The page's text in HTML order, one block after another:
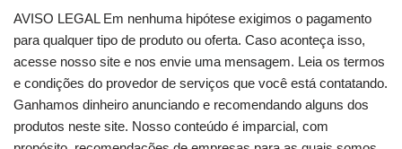
AVISO LEGAL Em nenhuma hipótese exigimos o pagamento
para qualquer tipo de produto ou oferta. Caso aconteça isso,
acesse nosso site e nos envie uma mensagem. Leia os termos
e condições do provedor de serviços que você está contatando.
Ganhamos dinheiro anunciando e recomendando alguns dos
produtos neste site. Nosso conteúdo é imparcial, com